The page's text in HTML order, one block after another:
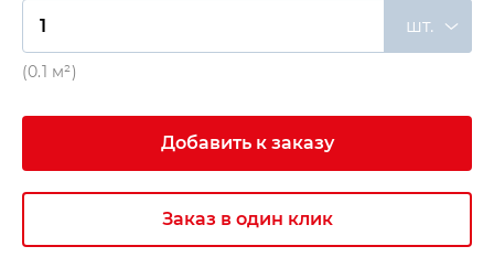
шт.
(0.1 м²)
Добавить к заказу
Заказ в один клик